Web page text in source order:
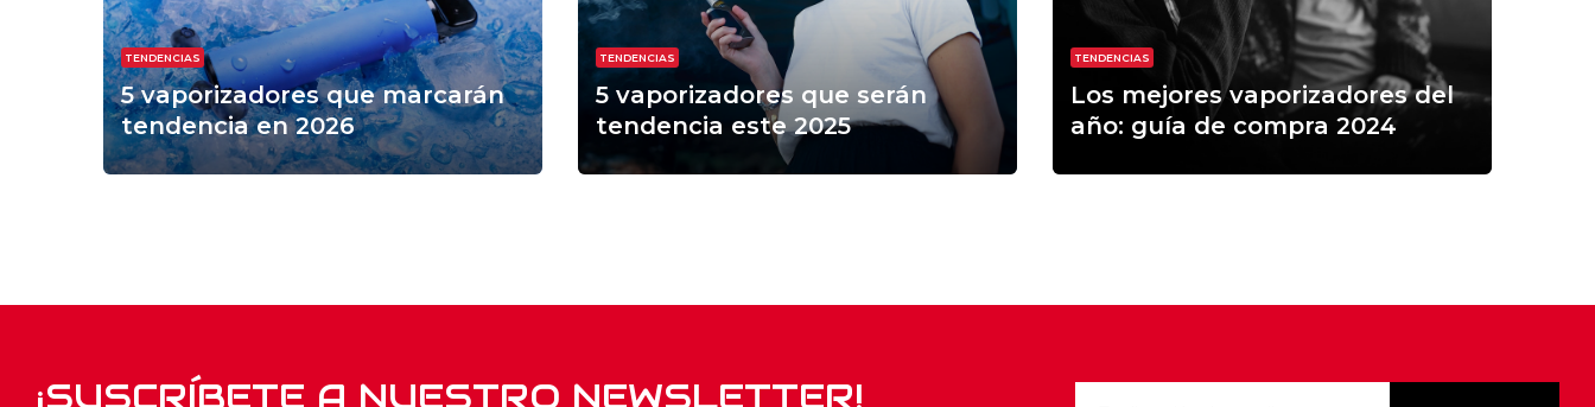
TENDENCIAS
5 vaporizadores que marcarán
tendencia en 2026
TENDENCIAS
5 vaporizadores que serán
tendencia este 2025
TENDENCIAS
Los mejores vaporizadores del
año: guía de compra 2024
¡SUSCRÍBETE A NUESTRO NEWSLETTER!